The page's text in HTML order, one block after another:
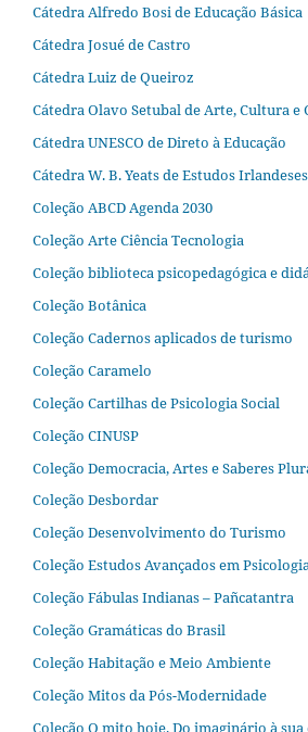
Cátedra Alfredo Bosi de Educação Básica
Cátedra Josué de Castro
Cátedra Luiz de Queiroz
Cátedra Olavo Setubal de Arte, Cultura e
Cátedra UNESCO de Direto à Educação
Cátedra W. B. Yeats de Estudos Irlandeses
Coleção ABCD Agenda 2030
Coleção Arte Ciência Tecnologia
Coleção biblioteca psicopedagógica e
Coleção Botânica
Coleção Cadernos aplicados de turismo
Coleção Caramelo
Coleção Cartilhas de Psicologia Social
Coleção CINUSP
Coleção Democracia, Artes e Saberes
Coleção Desbordar
Coleção Desenvolvimento do Turismo
Coleção Estudos Avançados em
Coleção Fábulas Indianas – Pañcatantra
Coleção Gramáticas do Brasil
Coleção Habitação e Meio Ambiente
Coleção Mitos da Pós-Modernidade
Coleção O mito hoje. Do imaginário à